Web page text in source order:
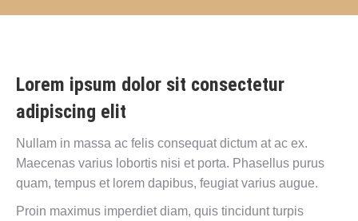
Lorem ipsum dolor sit consectetur
adipiscing elit
Nullam in massa ac felis consequat dictum at ac ex.
Maecenas varius lobortis nisi et porta. Phasellus purus
quam, tempus et lorem dapibus, feugiat varius augue.
Proin maximus imperdiet diam, quis tincidunt turpis